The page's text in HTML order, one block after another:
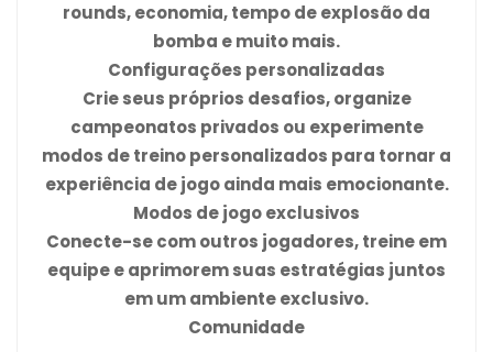
rounds, economia, tempo de explosão da
bomba e muito mais.
Configurações personalizadas
Crie seus próprios desafios, organize
campeonatos privados ou experimente
modos de treino personalizados para tornar a
experiência de jogo ainda mais emocionante.
Modos de jogo exclusivos
Conecte-se com outros jogadores, treine em
equipe e aprimorem suas estratégias juntos
em um ambiente exclusivo.
Comunidade